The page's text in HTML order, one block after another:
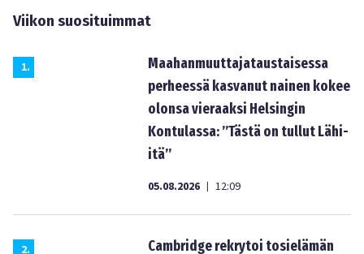
Viikon suosituimmat
1.
Maahanmuuttajataustaisessa
perheessä kasvanut nainen kokee
olonsa vieraaksi Helsingin
Kontulassa: ”Tästä on tullut Lähi-
itä”
05.08.2026 | 12:09
2.
Cambridge rekrytoi tosielämän